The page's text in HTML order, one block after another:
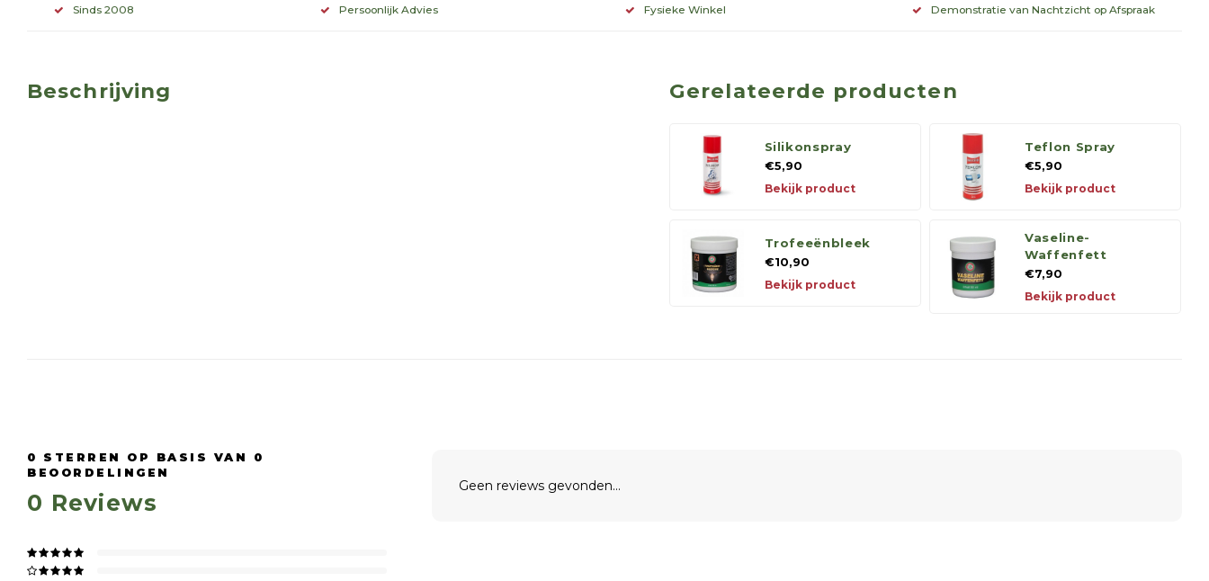
Sinds 2008 Persoonlijk Advies Fysieke Winkel Demonstratie van Nachtzicht op Afspraak
Beschrijving Gerelateerde producten
Silikonspray
€5,90
Bekijk product
Teflon Spray
€5,90
Bekijk product
Trofeeënbleek
€10,90
Bekijk product
Vaseline-
Waffenfett
€7,90
Bekijk product
0 STERREN OP BASIS VAN 0
BEOORDELINGEN
0 Reviews
Geen reviews gevonden...